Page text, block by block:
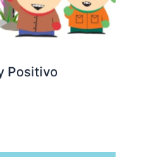
Positivo